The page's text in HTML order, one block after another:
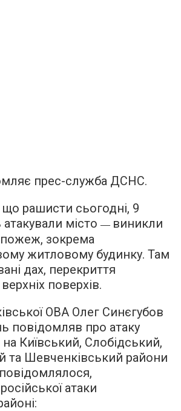
прес-служба ДСНС.
що рашисти сьогодні, 9
місто — виникли
зокрема
житловому будинку. Там
дах, перекриття
поверхів.
ОВА Олег Синєгубов
повідомляв про атаку
на Київський, Слобідський,
та Шевченківський райони
атаки